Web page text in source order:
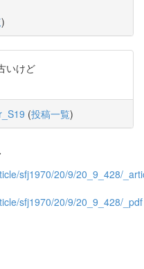
)
いけど
(投稿一覧)
sfj1970/20/9/20_9_428/
sfj1970/20/9/20_9_428/_pdf